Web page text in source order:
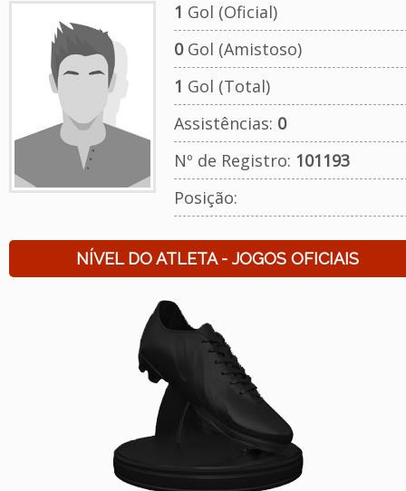
1 Gol (Oficial)
0Gol (Amistoso)
1 Gol (Total)
Assistências: 0
Nº de Registro: 101193
Posição:
NÍVEL DO ATLETA - JOGOS OFICIAIS